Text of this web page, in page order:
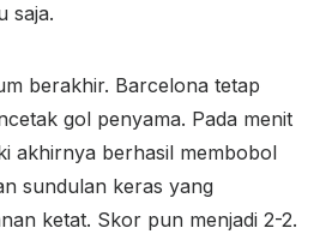
saja.
berakhir. Barcelona tetap
gol penyama. Pada menit
akhirnya berhasil membobol
sundulan keras yang
ketat. Skor pun menjadi 2-2.